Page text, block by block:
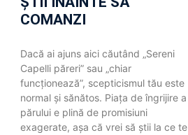
COMANZI
Dacă ai ajuns aici căutând „Sereni
Capelli păreri” sau „chiar
funcționează”, scepticismul tău este
normal și sănătos. Piața de îngrijire a
părului e plină de promisiuni
exagerate, așa că vrei să știi la ce te